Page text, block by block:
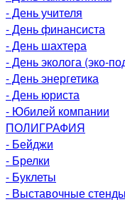
- День учителя
- День финансиста
- День шахтера
- День эколога (эко-
- День энергетика
- День юриста
- Юбилей компании
ПОЛИГРАФИЯ
- Бейджи
- Брелки
- Буклеты
- Выставочные стенды